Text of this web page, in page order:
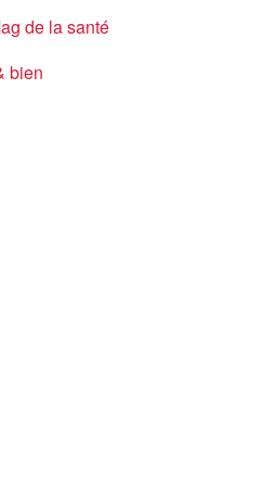
de la santé
bien